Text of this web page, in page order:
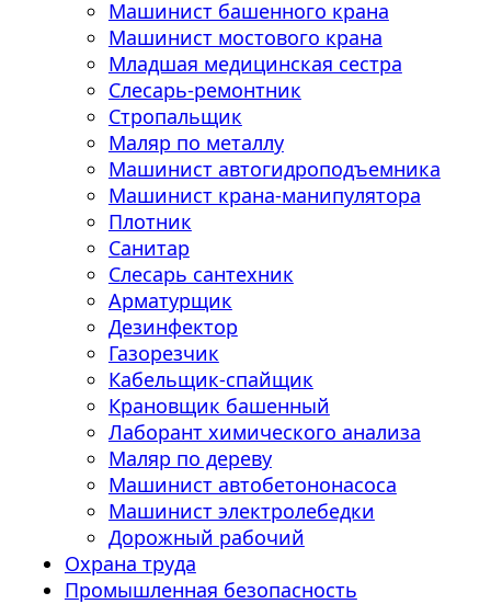
Машинист башенного крана
Машинист мостового крана
Младшая медицинская сестра
Слесарь-ремонтник
Стропальщик
Маляр по металлу
Машинист автогидроподъемника
Машинист крана-манипулятора
Плотник
Санитар
Слесарь сантехник
Арматурщик
Дезинфектор
Газорезчик
Кабельщик-спайщик
Крановщик башенный
Лаборант химического анализа
Маляр по дереву
Машинист автобетононасоса
Машинист электролебедки
Дорожный рабочий
Охрана труда
Промышленная безопасность